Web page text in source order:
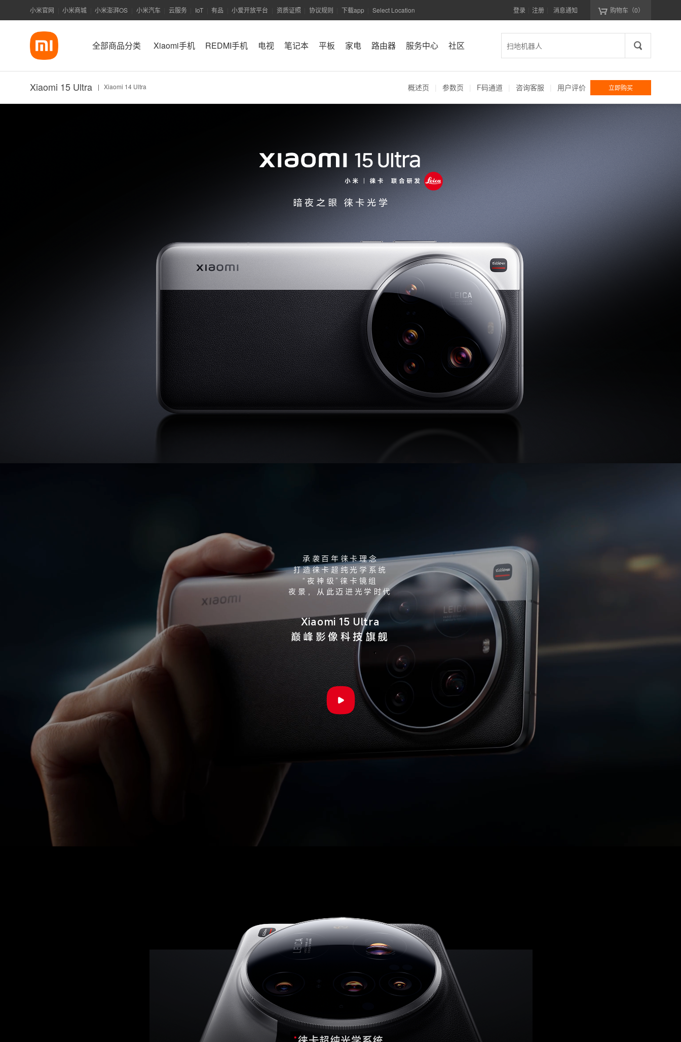
小米官网 小米商城 小米澎湃OS 小米汽车 云服务 IoT 有品 小爱开放平台 资质证照 协议规则 下载app Select Location 购物车（0）
登录 注册 消息通知
全部商品分类 Xiaomi手机 REDMI手机 电视 笔记本 平板 家电 路由器 服务中心 社区
Xiaomi 15 Ultra | Xiaomi 14 Ultra 概述页 参数页 F码通道 咨询客服 用户评价 立即购买
暗夜之眼 徕卡光学
承袭百年徕卡理念
打造徕卡超纯光学系统
“夜神级”徕卡镜组
夜景，从此迈进光学时代
Xiaomi 15 Ultra
巅峰影像科技旗舰